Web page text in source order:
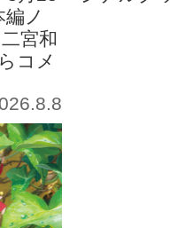
ノ
宮和
コメ